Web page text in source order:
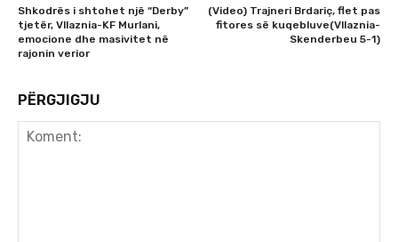
Shkodrës i shtohet një “Derby”
tjetër, Vllaznia-KF Murlani,
emocione dhe masivitet në
rajonin verior
(Video) Trajneri Brdariç, flet pas
fitores së kuqebluve(Vllaznia-
Skenderbeu 5-1)
PËRGJIGJU